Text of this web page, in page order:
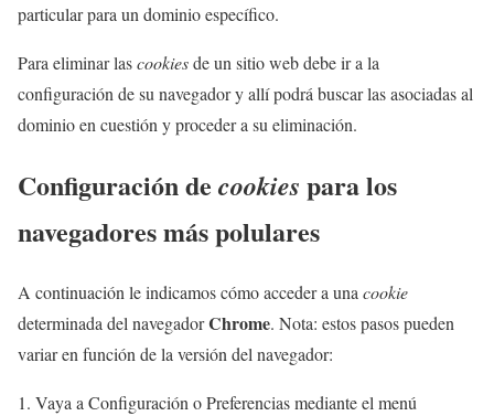
particular para un dominio específico.
Para eliminar lascookiesde un sitio web debe ir a la
configuración de su navegador y allí podrá buscar las asociadas al
dominio en cuestión y proceder a su eliminación.
Configuración de cookies para los
navegadores más polulares
A continuación le indicamos cómo acceder a una cookie
determinada del navegadorChrome. Nota: estos pasos pueden
variar en función de la versión del navegador:
Vaya a Configuración o Preferencias mediante el menú